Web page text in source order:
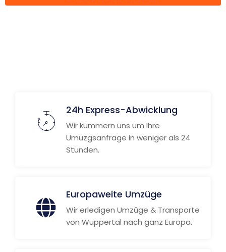
24h Express-Abwicklung
Wir kümmern uns um Ihre
Umuzgsanfrage in weniger als 24
Stunden.
Europaweite Umzüge
Wir erledigen Umzüge & Transporte
von Wuppertal nach ganz Europa.